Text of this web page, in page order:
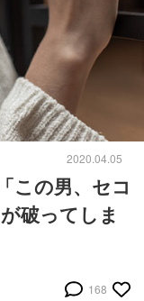
2020.04.05
この男、セコ
破ってしま
168